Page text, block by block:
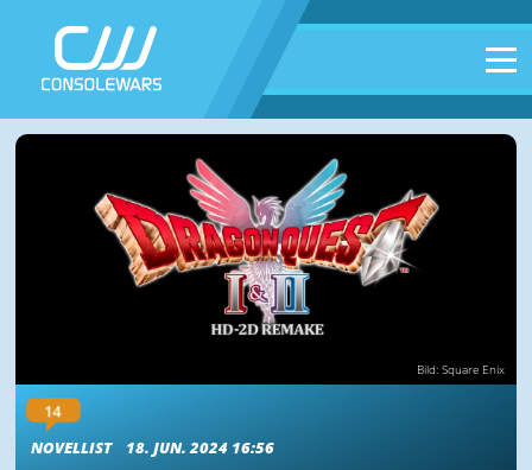
Bild: Square Enix
14
NOVELLIST 18. JUN. 2024 16:56